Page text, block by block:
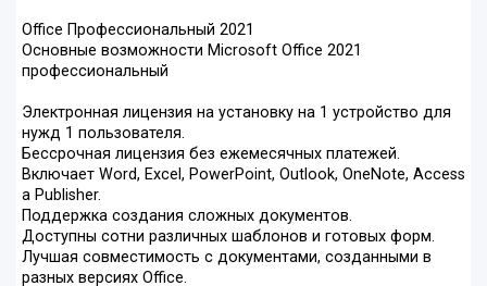
Office Профессиональный 2021
Основные возможности Microsoft Office 2021
профессиональный
Электронная лицензия на установку на 1 устройство для
нужд 1 пользователя.
Бессрочная лицензия без ежемесячных платежей.
Включает Word, Excel, PowerPoint, Outlook, OneNote, Access
a Publisher.
Поддержка создания сложных документов.
Доступны сотни различных шаблонов и готовых форм.
Лучшая совместимость с документами, созданными в
разных версиях Office.